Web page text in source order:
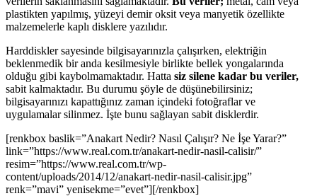
plastikten yapılmış, yüzeyi demir oksit veya manyetik özellikte
malzemelerle kaplı disklere yazılıdır.
Harddiskler sayesinde bilgisayarınızla çalışırken, elektriğin
beklenmedik bir anda kesilmesiyle birlikte bellek yongalarında
olduğu gibi kaybolmamaktadır. Hatta siz silene kadar bu veriler,
sabit kalmaktadır. Bu durumu şöyle de düşünebilirsiniz;
bilgisayarınızı kapattığınız zaman içindeki fotoğraflar ve
uygulamalar silinmez. İşte bunu sağlayan sabit disklerdir.
[renkbox baslik=”Anakart Nedir? Nasıl Çalışır? Ne İşe Yarar?”
link=”https://www.real.com.tr/anakart-nedir-nasil-calisir/”
resim=”https://www.real.com.tr/wp-
content/uploads/2014/12/anakart-nedir-nasil-calisir.jpg”
renk=”mavi” yenisekme=”evet”][/renkbox]